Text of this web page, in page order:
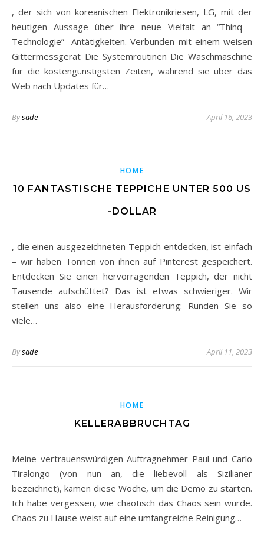
, der sich von koreanischen Elektronikriesen, LG, mit der
heutigen Aussage über ihre neue Vielfalt an “Thinq -
Technologie” -Antätigkeiten. Verbunden mit einem weisen
Gittermessgerät Die Systemroutinen Die Waschmaschine
für die kostengünstigsten Zeiten, während sie über das
Web nach Updates für…
Bysade April 16, 2023
HOME
10 FANTASTISCHE TEPPICHE UNTER 500 US
-DOLLAR
, die einen ausgezeichneten Teppich entdecken, ist einfach
– wir haben Tonnen von ihnen auf Pinterest gespeichert.
Entdecken Sie einen hervorragenden Teppich, der nicht
Tausende aufschüttet? Das ist etwas schwieriger. Wir
stellen uns also eine Herausforderung: Runden Sie so
viele…
Bysade April 11, 2023
HOME
KELLERABBRUCHTAG
Meine vertrauenswürdigen Auftragnehmer Paul und Carlo
Tiralongo (von nun an, die liebevoll als Sizilianer
bezeichnet), kamen diese Woche, um die Demo zu starten.
Ich habe vergessen, wie chaotisch das Chaos sein würde.
Chaos zu Hause weist auf eine umfangreiche Reinigung…